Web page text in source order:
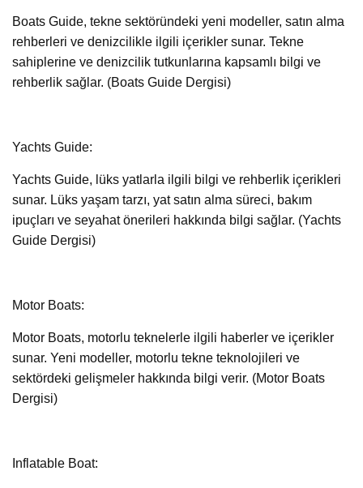
Boats Guide, tekne sektöründeki yeni modeller, satın alma
rehberleri ve denizcilikle ilgili içerikler sunar. Tekne
sahiplerine ve denizcilik tutkunlarına kapsamlı bilgi ve
rehberlik sağlar. (Boats Guide Dergisi)
Yachts Guide:
Yachts Guide, lüks yatlarla ilgili bilgi ve rehberlik içerikleri
sunar. Lüks yaşam tarzı, yat satın alma süreci, bakım
ipuçları ve seyahat önerileri hakkında bilgi sağlar. (Yachts
Guide Dergisi)
Motor Boats:
Motor Boats, motorlu teknelerle ilgili haberler ve içerikler
sunar. Yeni modeller, motorlu tekne teknolojileri ve
sektördeki gelişmeler hakkında bilgi verir. (Motor Boats
Dergisi)
Inflatable Boat: